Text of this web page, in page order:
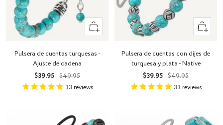
+
Añadir
Pulsera de cuentas turquesas -
Ajuste de cadena
Precio
de
$39.95 Precio
normal
$49.95
33 reviews
+
Añadir
Pulsera de cuentas con dijes de
turquesa y plata - Native
Precio
de
$39.95 Precio
normal
$49.95
33 reviews